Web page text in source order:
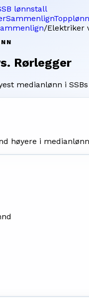
lønnstall
SammenlignTopplønn
/Elektriker
Rørlegger
medianlønn i
høyere i